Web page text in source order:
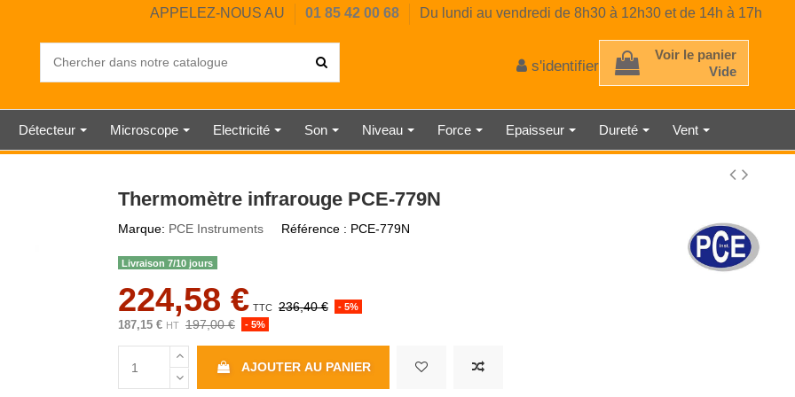
APPELEZ-NOUS AU 01 85 42 00 68 Du lundi au vendredi de 8h30 à 12h30 et de 14h à 17h
Voir le panier
Vide
s'identifier
THERMOMÈTRE INDUSTRIEL
Détecteur
DÉTECTEUR DE LUMINOSITÉ
Microscope Electricité Son
SONOMÈTRE ENREGISTREUR
Niveau Force Epaisseur Dureté Vent
Thermomètre infrarouge PCE-779N
Marque: PCE Instruments Référence : PCE-779N
Livraison 7/10 jours
224,58 € TTC 236,40 € - 5%
187,15 € HT 197,00 € - 5%
AJOUTER AU PANIER